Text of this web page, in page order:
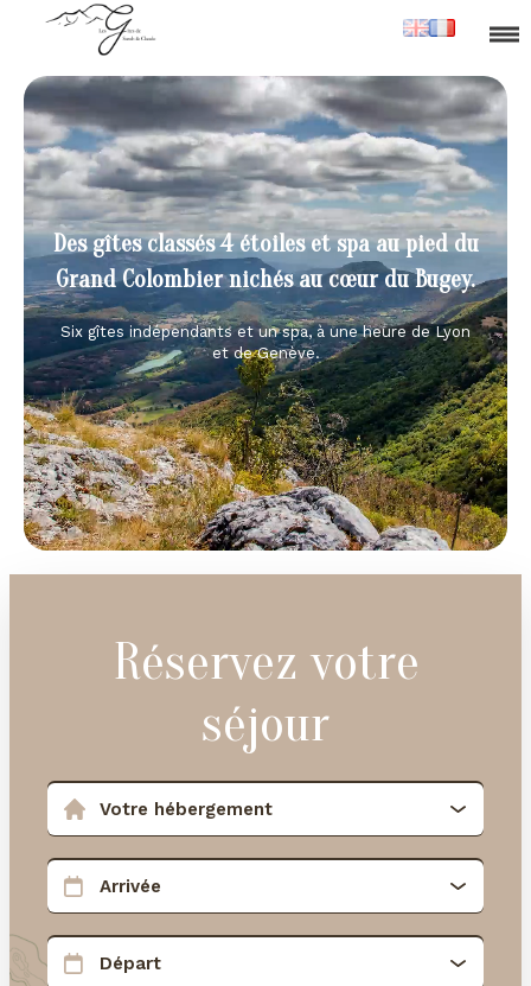
Des gîtes classés 4 étoiles et spa au pied du
Grand Colombier nichés au cœur du Bugey.
Six gîtes indépendants et un spa, à une heure de Lyon
et de Genève.
Réservez votre
séjour